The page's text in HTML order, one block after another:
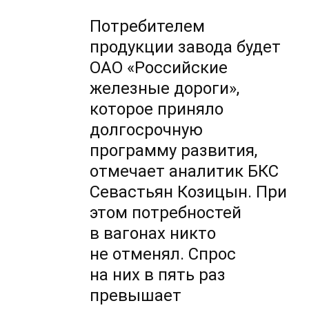
Потребителем
продукции завода будет
ОАО «Российские
железные дороги»,
которое приняло
долгосрочную
программу развития,
отмечает аналитик БКС
Севастьян Козицын. При
этом потребностей
в вагонах никто
не отменял. Спрос
на них в пять раз
превышает